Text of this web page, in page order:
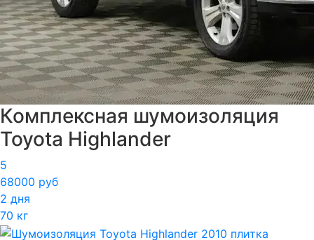
Комплексная шумоизоляция
Toyota Highlander
5
68000 руб
2 дня
70 кг